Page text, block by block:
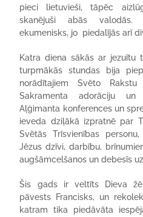
pieci lietuvieši, tāpēc
skanējuši abās
ekumenisks, jo piedalījās arī
Katra diena sākās ar jezuītu
turpmākās stundas bija
norādītajiem Svēto
Sakramenta adorāciju
Aļģimanta konferences un
ieveda dziļākā izpratnē par
Svētās Trīsvienības
Jēzus dzīvi, darbību,
augšāmcelšanos un debesīs
Šis gads ir veltīts Dieva
pāvests Francisks, un
katram tika piedāvāta